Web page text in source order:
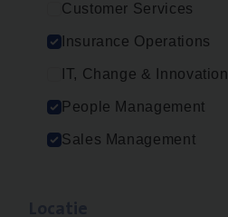
Customer Services
Insurance Operations
IT, Change & Innovation
People Management
Sales Management